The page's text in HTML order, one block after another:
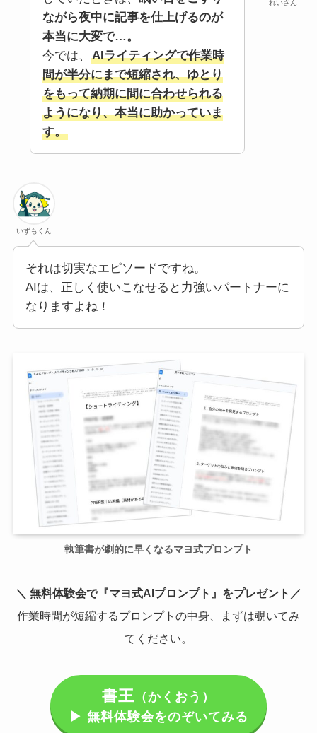
れいさん
ながら夜中に記事を仕上げるのが
本当に大変で…。
今では、
AIライティングで作業時
間が半分にまで短縮され、ゆとり
をもって納期に間に合わせられる
ようになり、本当に助かっていま
す。
いずもくん
それは切実なエピソードですね。
AIは、正しく使いこなせると力強いパートナーに
なりますよね！
執筆書が劇的に早くなるマヨ式プロンプト
＼ 無料体験会で『マヨ式AIプロンプト』をプレゼント／
作業時間が短縮するプロンプトの中身、まずは覗いてみ
てください。
書王 （かくおう）
▶ 無料体験会をのぞいてみる